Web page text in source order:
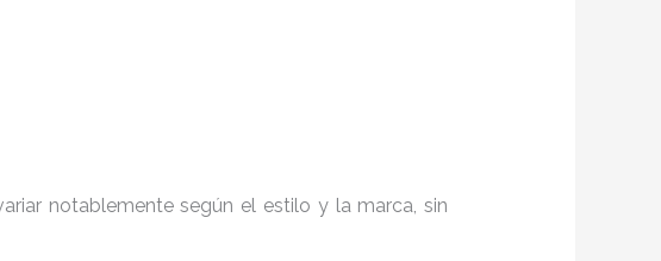
notablemente según el estilo y la marca, sin